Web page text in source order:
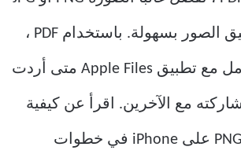
لحفظها في تطبيق الصور بسهولة. باستخدام PDF ،
يجب عليك التعامل مع تطبيق Apple Files متى أردت
مع الآخرين. اقرأ عن كيفية
تحويل PDF إلى PNG على iPhone في خطوات